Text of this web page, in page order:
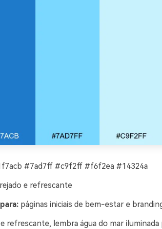
#7ad7ff #c9f2ff #f6f2ea #14324a
e refrescante
páginas iniciais de bem-estar e
refrescante, lembra água do mar